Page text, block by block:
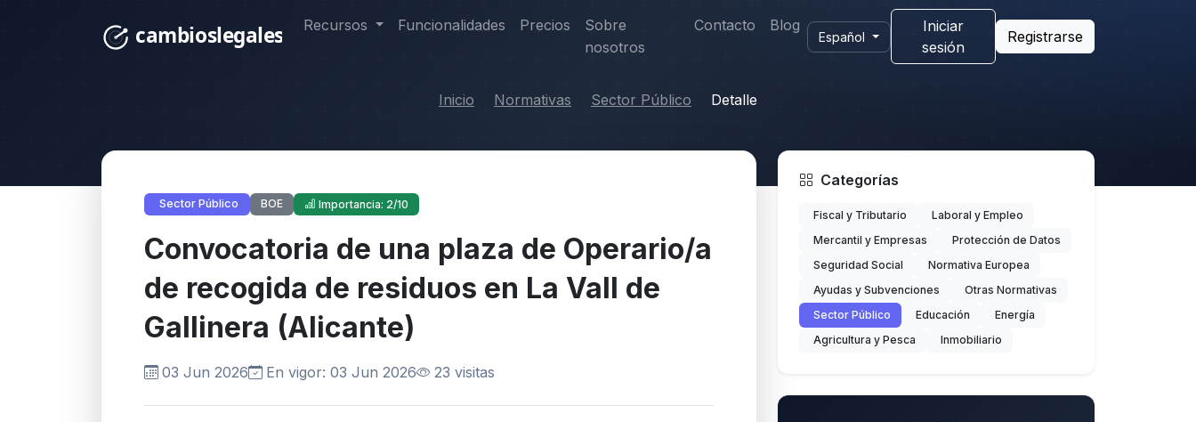
Recursos Funcionalidades Precios
Sobre
nosotros
Contacto Blog
Español
Iniciar
sesión
Registrarse
Inicio Normativas Sector Público Detalle
Sector Público BOE Importancia: 2/10
Convocatoria de una plaza de Operario/a
de recogida de residuos en La Vall de
Gallinera (Alicante)
03 Jun 2026 En vigor: 03 Jun 2026 23 visitas
Categorías
Fiscal y Tributario
Laboral y Empleo
Mercantil y Empresas
Protección de Datos
Seguridad Social
Normativa Europea
Ayudas y Subvenciones
Otras Normativas
Sector Público
Educación
Energía
Agricultura y Pesca
Inmobiliario